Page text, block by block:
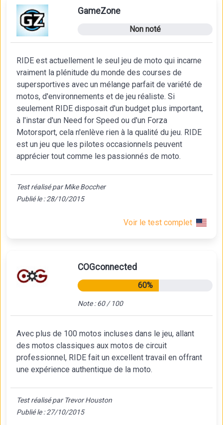
GameZone
Non noté
RIDE est actuellement le seul jeu de moto qui incarne
vraiment la plénitude du monde des courses de
supersportives avec un mélange parfait de variété de
motos, d'environnements et de jeu réaliste. Si
seulement RIDE disposait d'un budget plus important,
à l'instar d'un Need for Speed ou d'un Forza
Motorsport, cela n'enlève rien à la qualité du jeu. RIDE
est un jeu que les pilotes occasionnels peuvent
apprécier tout comme les passionnés de moto.
Test réalisé par Mike Boccher
Publié le : 28/10/2015
Voir le test complet
COGconnected
60%
Note : 60 / 100
Avec plus de 100 motos incluses dans le jeu, allant
des motos classiques aux motos de circuit
professionnel, RIDE fait un excellent travail en offrant
une expérience authentique de la moto.
Test réalisé par Trevor Houston
Publié le : 27/10/2015